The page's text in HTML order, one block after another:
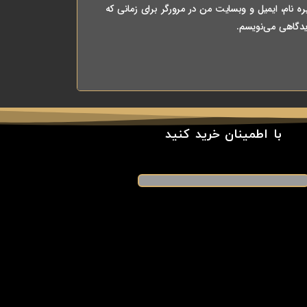
نام، ایمیل و وبسایت من در مرورگر برای زمانی که
می‌نویسم.
با اطمینان خرید کنید